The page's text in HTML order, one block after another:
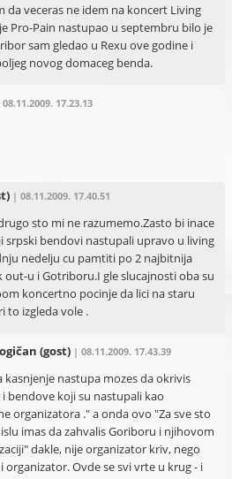
da veceras ne idem na koncert Living
Pro-Pain nastupao u septembru bilo je
sam gledao u Rexu ove godine i
novog domaceg benda.
17.23.13
| 08.11.2009. 17.40.51
sto mi ne razumemo.Zasto bi inace
srpski bendovi nastupali upravo u living
nedelju cu pamtiti po 2 najbitnija
u i Gotriboru.I gle slucajnosti oba su
koncertno pocinje da lici na staru
to izgleda vole .
(gost) | 08.11.2009. 17.43.39
kasnjenje nastupa mozes da okrivis
bendove koji su nastupali kao
organizatora ." a onda ovo "Za sve sto
imas da zahvalis Goriboru i njihovom
dakle, nije organizator kriv, nego
Ovde se svi vrte u krug - i